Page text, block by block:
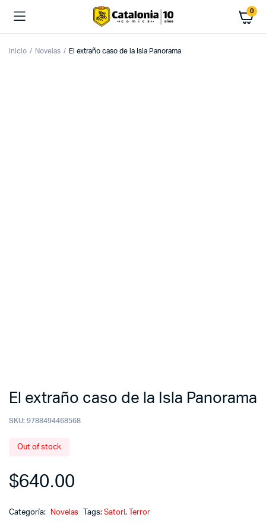
0
Inicio Novelas El extraño caso de la Isla Panorama
El extraño caso de la Isla Panorama
SKU: 9788494468568
Out of stock
$640.00
Categoría: Novelas Tags:Satori, Terror